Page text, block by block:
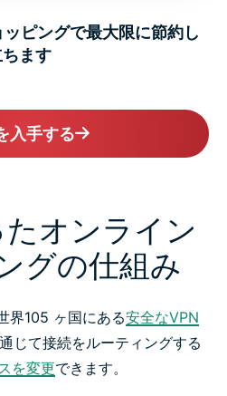
ピングで最大限に節約し
ます
入手する
オンライン
グの仕組み
界105 ヶ国にある安全なVPN
じて接続をルーティングする
を変更できます。